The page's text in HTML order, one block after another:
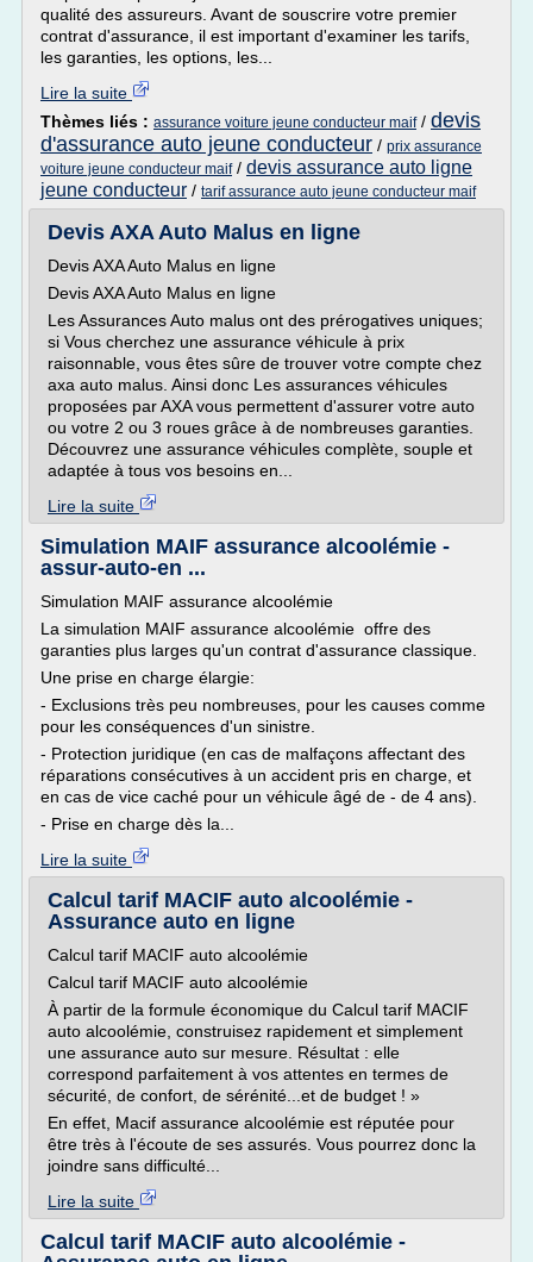
qualité des assureurs. Avant de souscrire votre premier
contrat d'assurance, il est important d'examiner les tarifs,
les garanties, les options, les...
Lire la suite
Thèmes liés : assurance voiture jeune conducteur maif/ devis
d'assurance auto jeune conducteur / prix assurance
voiture jeune conducteur maif/ devis assurance auto ligne
jeune conducteur / tarif assurance auto jeune conducteur maif
Devis AXA Auto Malus en ligne
Devis AXA Auto Malus en ligne
Devis AXA Auto Malus en ligne
Les Assurances Auto malus ont des prérogatives uniques;
si Vous cherchez une assurance véhicule à prix
raisonnable, vous êtes sûre de trouver votre compte chez
axa auto malus. Ainsi donc Les assurances véhicules
proposées par AXA vous permettent d'assurer votre auto
ou votre 2 ou 3 roues grâce à de nombreuses garanties.
Découvrez une assurance véhicules complète, souple et
adaptée à tous vos besoins en...
Lire la suite
Simulation MAIF assurance alcoolémie -
assur-auto-en ...
Simulation MAIF assurance alcoolémie
La simulation MAIF assurance alcoolémie offre des
garanties plus larges qu'un contrat d'assurance classique.
Une prise en charge élargie:
- Exclusions très peu nombreuses, pour les causes comme
pour les conséquences d'un sinistre.
- Protection juridique (en cas de malfaçons affectant des
réparations consécutives à un accident pris en charge, et
en cas de vice caché pour un véhicule âgé de - de 4 ans).
- Prise en charge dès la...
Lire la suite
Calcul tarif MACIF auto alcoolémie -
Assurance auto en ligne
Calcul tarif MACIF auto alcoolémie
Calcul tarif MACIF auto alcoolémie
À partir de la formule économique du Calcul tarif MACIF
auto alcoolémie, construisez rapidement et simplement
une assurance auto sur mesure. Résultat : elle
correspond parfaitement à vos attentes en termes de
sécurité, de confort, de sérénité...et de budget ! »
En effet, Macif assurance alcoolémie est réputée pour
être très à l'écoute de ses assurés. Vous pourrez donc la
joindre sans difficulté...
Lire la suite
Calcul tarif MACIF auto alcoolémie -